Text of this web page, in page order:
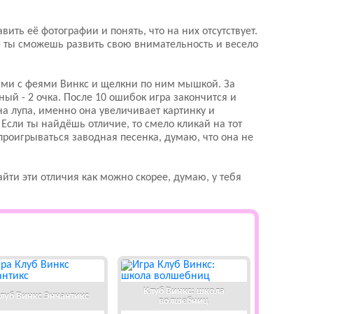
её фотографии и понять, что на них отсутствует.
сможешь развить свою внимательность и весело
с феями Винкс и щелкни по ним мышкой. За
- 2 очка. После 10 ошибок игра закончится и
лупа, именно она увеличивает картинку и
ты найдёшь отличие, то смело кликай на тот
заводная песенка, думаю, что она не
эти отличия как можно скорее, думаю, у тебя
Винкс Энчантикс
Клуб Винкс: школа
волшебниц